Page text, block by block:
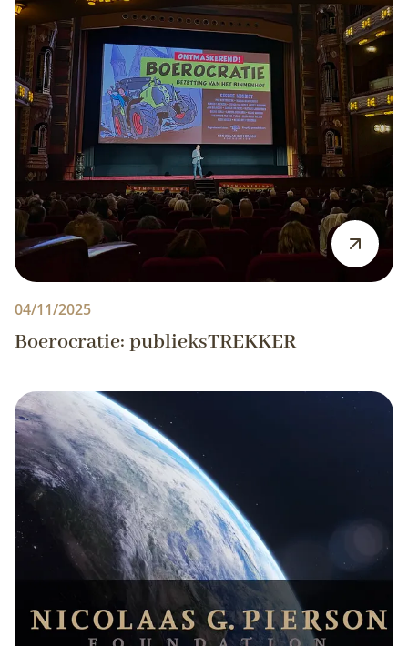
04/11/2025
Boerocratie: publieksTREKKER